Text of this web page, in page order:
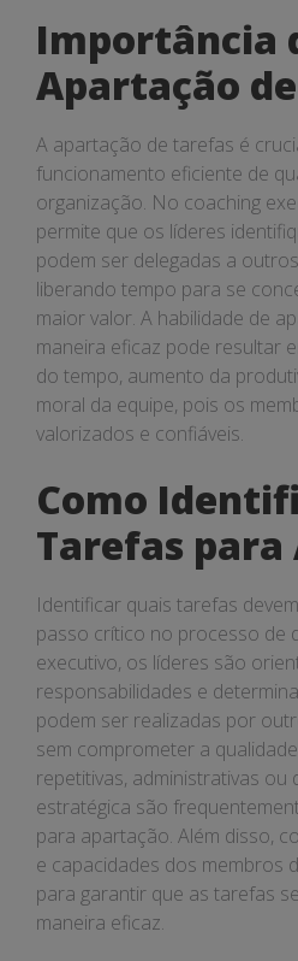
Importância
Apartação
A apartação de tarefas é
funcionamento eficiente de
organização. No coaching
permite que os líderes
podem ser delegadas a
liberando tempo para se
maior valor. A habilidade de
maneira eficaz pode resultar
do tempo, aumento da
moral da equipe, pois os
valorizados e confiáveis.
Como
Tarefas
Identificar quais tarefas
passo crítico no processo de
executivo, os líderes são
responsabilidades e
podem ser realizadas por
sem comprometer a
repetitivas, administrativas
estratégica são
para apartação. Além disso,
e capacidades dos membros
para garantir que as tarefas
maneira eficaz.